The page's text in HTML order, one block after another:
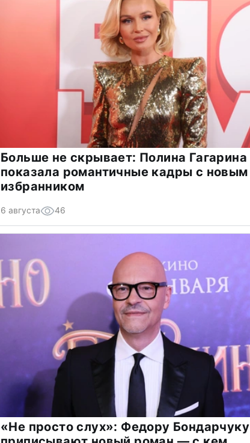
Больше не скрывает: Полина Гагарина
показала романтичные кадры с новым
избранником
6 августа 46
«Не просто слух»: Федору Бондарчуку